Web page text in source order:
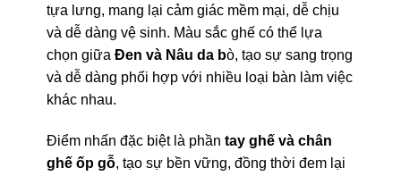
tựa lưng, mang lại cảm giác mềm mại, dễ chịu
và dễ dàng vệ sinh. Màu sắc ghế có thể lựa
chọn giữa Đen và Nâu da bò, tạo sự sang trọng
và dễ dàng phối hợp với nhiều loại bàn làm việc
khác nhau.
Điểm nhấn đặc biệt là phần tay ghế và chân
ghế ốp gỗ, tạo sự bền vững, đồng thời đem lại